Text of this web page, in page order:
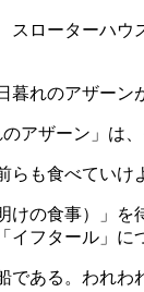
ローターハウ
れのアザーン
アザーン」は
も食べていけ
けの食事）」
イフタール」に
である。われ